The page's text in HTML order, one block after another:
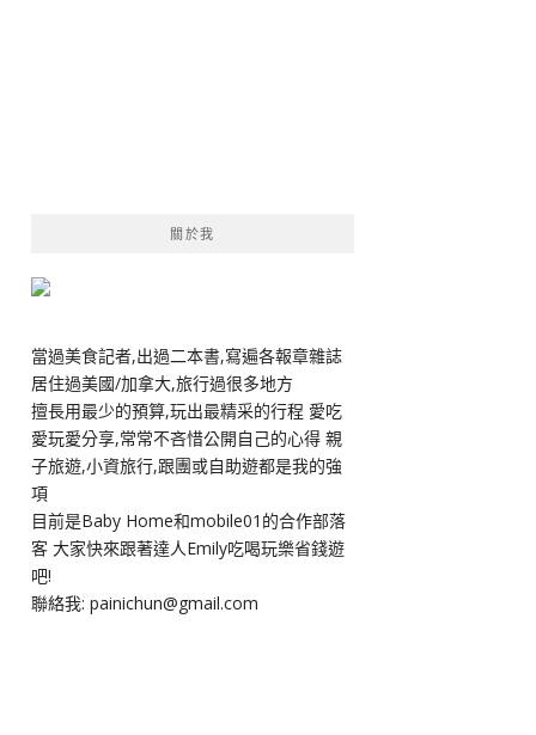
關於我
當過美食記者,出過二本書,寫遍各報章雜誌
居住過美國/加拿大,旅行過很多地方
擅長用最少的預算,玩出最精采的行程 愛吃
愛玩愛分享,常常不吝惜公開自己的心得 親
子旅遊,小資旅行,跟團或自助遊都是我的強
項
目前是Baby Home和mobile01的合作部落
客 大家快來跟著達人Emily吃喝玩樂省錢遊
吧!
聯絡我: painichun@gmail.com